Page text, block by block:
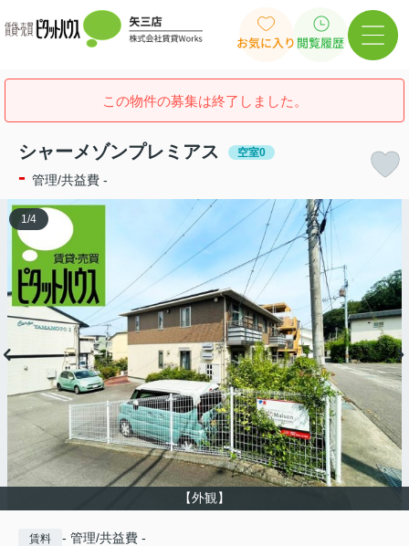
お気に入り 閲覧履歴
この物件の募集は終了しました。
シャーメゾンプレミアス 空室0
- 管理/共益費 -
【外観】
1/4
賃料 - 管理/共益費 -